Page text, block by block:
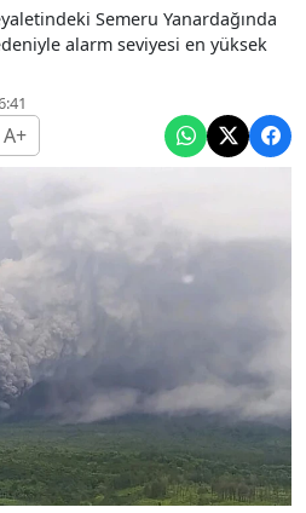
Semeru Yanardağında
alarm seviyesi en yüksek
A+